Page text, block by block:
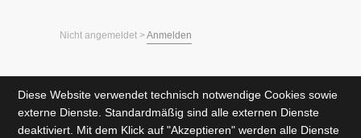
Nicht angemeldet >Anmelden
Diese Website verwendet technisch notwendige Cookies sowie
externe Dienste. Standardmäßig sind alle externen Dienste
deaktiviert. Mit dem Klick auf "Akzeptieren" werden alle Dienste